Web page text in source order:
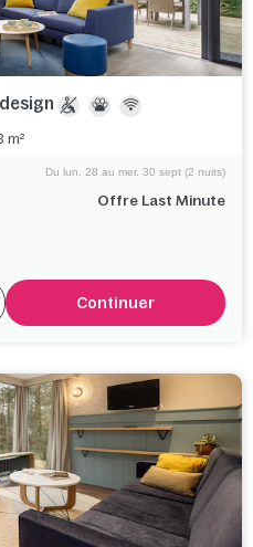
m²
Offre Last Minute
Du lun. 28 au mer. 30 sept (2 nuits)
Continuer